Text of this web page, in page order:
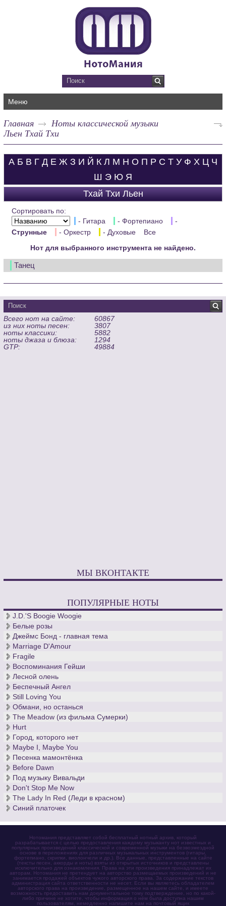
Меню
Главная
Ноты классической музыки
Льен Тхай Тхи
А Б В Г Д Е Ж З И Й К Л М Н О П Р С Т У Ф Х Ц Ч
Ш Э Ю Я
Тхай Тхи Льен
Сортировать по:
- Гитара
- Фортепиано
-
Струнные
- Оркестр - Духовые
Все
Нот для выбранного инструмента не найдено.
Танец
Всего нот на сайте:
60867
из них ноты песен:
3807
ноты классики:
5882
ноты джаза и блюза:
1294
GTP:
49884
МЫ ВКОНТАКТЕ
ПОПУЛЯРНЫЕ НОТЫ
J.D.'S Boogie Woogie
Белые розы
Джеймс Бонд - главная тема
Marriage D'Amour
Fragile
Воспоминания Гейши
Лесной олень
Беспечный Ангел
Still Loving You
Обмани, но останься
The Meadow (из фильма Сумерки)
Hurt
Город, которого нет
Maybe I, Maybe You
Песенка мамонтёнка
Before Dawn
Под музыку Вивальди
Don't Stop Me Now
The Lady In Red (Леди в красном)
Синий платочек
Нотомания представляет собой бесплатный нотный архив, который
разрабатывается с целью предоставления каждому музыканту нот известных и
популярных произведений классической и современной музыки на безвозмездной
основе в переложениях для различных музыкальных инструментов (гитары,
фортепиано, скрипки, виолончели и др.). Все данные, представленные на сайте
(тексты песен, аккорды и ноты) взяты из открытых источников и представлены
исключительно для ознакомления. Права на эти произведения принадлежат их
авторам. Нотомания не претендует на авторство размещаемых произведений и не
занимается продажей объектов чужого авторского права. За содержание текстов
администрация сайта ответственности не несет. Если вы являетесь обладателем
авторского права на произведение, размещенное на нашем сайте, и имеете
возможность предоставить нам документальное тому подтверждение, но по какой-
либо причине не хотите, чтобы информация о нём была доступна нашим
пользователям, немедленно напишите нам на почтовый ящик